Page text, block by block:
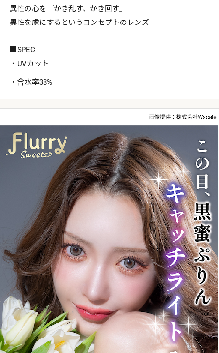
異性の心を『かき乱す、かき回す』
異性を虜にするというコンセプトのレンズ
■SPEC
・UVカット
・含水率38%